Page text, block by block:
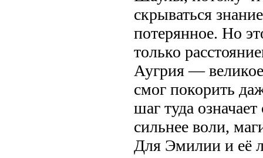
скрываться
потерянное. Но
только
Аугрия —
смог покорить
шаг туда
сильнее воли,
Для Эмилии и её